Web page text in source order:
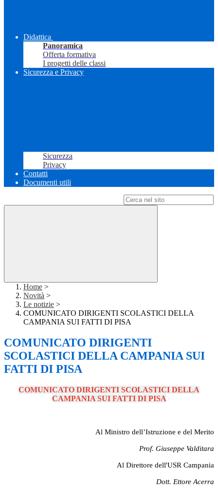
Didattica
Panoramica
Offerta formativa
I progetti delle classi
Sicurezza e Privacy
Sicurezza
Privacy
Contatti
Documenti utili
Home >
Novità >
Le notizie >
COMUNICATO DIRIGENTI SCOLASTICI DELLA
CAMPANIA SUI FATTI DI PISA
COMUNICATO DIRIGENTI
SCOLASTICI DELLA CAMPANIA SUI
FATTI DI PISA
COMUNICATO DIRIGENTI SCOLASTICI DELLA
CAMPANIA SUI FATTI DI PISA
Al Ministro dell’Istruzione e del Merito
Prof. Giuseppe Valditara
Al Direttore dell'USR Campania
Dott. Ettore Acerra